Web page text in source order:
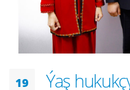
19
Ýaş